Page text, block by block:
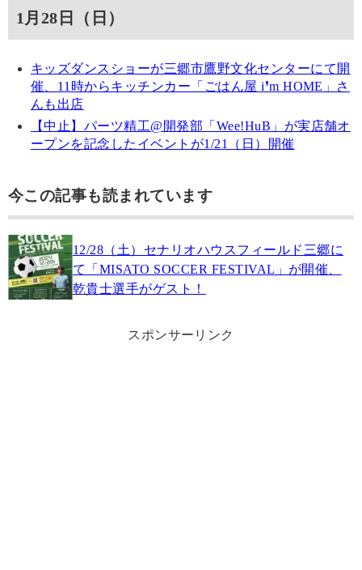
1月28日（日）
キッズダンスショーが三郷市鷹野文化センターにて開
催、11時からキッチンカー「ごはん屋 i❜m HOME」さ
んも出店
【中止】パーツ精工@開発部「Wee!HuB」が実店舗オ
ープンを記念したイベントが1/21（日）開催
今この記事も読まれています
12/28（土）セナリオハウスフィールド三郷に
て「MISATO SOCCER FESTIVAL」が開催、
乾貴士選手がゲスト！
スポンサーリンク